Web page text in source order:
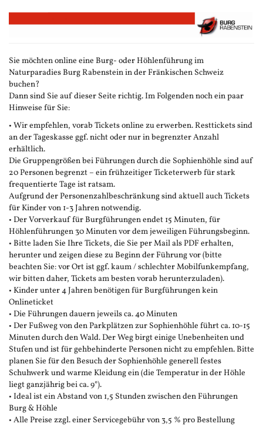
Zum
Haupt-
Sie möchten online eine Burg- oder Höhlenführung im
Naturparadies Burg Rabenstein in der Fränkischen Schweiz
buchen?
Dann sind Sie auf dieser Seite richtig. Im Folgenden noch ein paar
Hinweise für Sie:
• Wir empfehlen, vorab Tickets online zu erwerben. Resttickets sind
an der Tageskasse ggf. nicht oder nur in begrenzter Anzahl
erhältlich.
Die Gruppengrößen bei Führungen durch die Sophienhöhle sind auf
20 Personen begrenzt – ein frühzeitiger Ticketerwerb für stark
frequentierte Tage ist ratsam.
Aufgrund der Personenzahlbeschränkung sind aktuell auch Tickets
für Kinder von 1-3 Jahren notwendig.
• Der Vorverkauf für Burgführungen endet 15 Minuten, für
Höhlenführungen 30 Minuten vor dem jeweiligen Führungsbeginn.
• Bitte laden Sie Ihre Tickets, die Sie per Mail als PDF erhalten,
herunter und zeigen diese zu Beginn der Führung vor (bitte
beachten Sie: vor Ort ist ggf. kaum / schlechter Mobilfunkempfang,
wir bitten daher, Tickets am besten vorab herunterzuladen).
• Kinder unter 4 Jahren benötigen für Burgführungen kein
Onlineticket
• Die Führungen dauern jeweils ca. 40 Minuten
• Der Fußweg von den Parkplätzen zur Sophienhöhle führt ca. 10-15
Minuten durch den Wald. Der Weg birgt einige Unebenheiten und
Stufen und ist für gehbehinderte Personen nicht zu empfehlen. Bitte
planen Sie für den Besuch der Sophienhöhle generell festes
Schuhwerk und warme Kleidung ein (die Temperatur in der Höhle
liegt ganzjährig bei ca. 9°).
• Ideal ist ein Abstand von 1,5 Stunden zwischen den Führungen
Burg & Höhle
• Alle Preise zzgl. einer Servicegebühr von 3,5 % pro Bestellung